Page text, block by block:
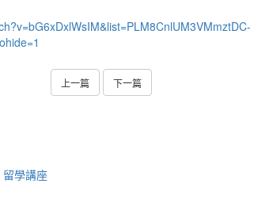
上一篇 下一篇
留學講座